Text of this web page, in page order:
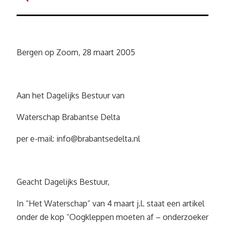
Bergen op Zoom, 28 maart 2005
Aan het Dagelijks Bestuur van
Waterschap Brabantse Delta
per e-mail: info@brabantsedelta.nl
Geacht Dagelijks Bestuur,
In “Het Waterschap” van 4 maart j.l. staat een artikel
onder de kop “Oogkleppen moeten af – onderzoeker